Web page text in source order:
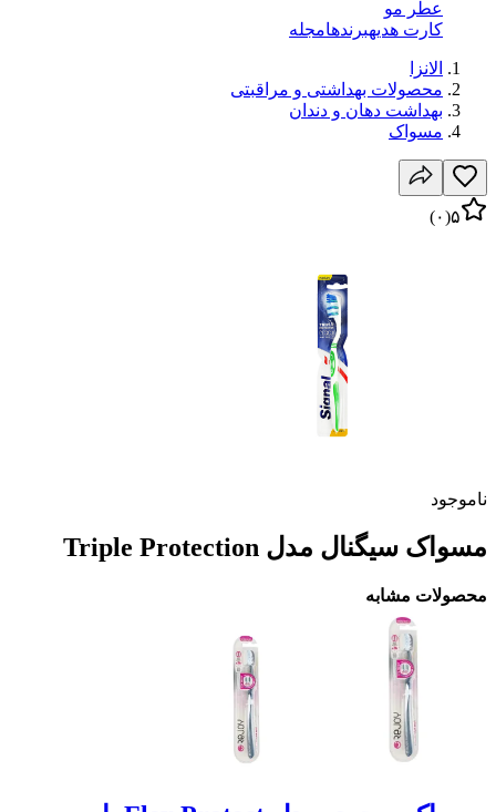
عطر مو
کارت هدیهبرندهامجله
الانزا
محصولات بهداشتی و مراقبتی
بهداشت دهان و دندان
مسواک
۵(۰)
ناموجود
مسواک سیگنال مدل Triple Protection
محصولات مشابه